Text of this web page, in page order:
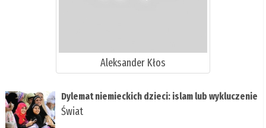
Aleksander Kłos
Dylemat niemieckich dzieci: islam lub wykluczenie
Świat